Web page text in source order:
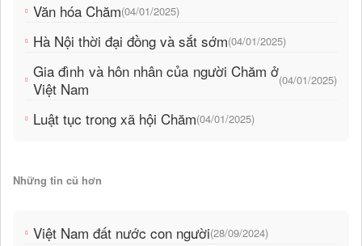
Văn hóa Chăm(04/01/2025)
Hà Nội thời đại đồng và sắt sớm(04/01/2025)
Gia đình và hôn nhân của người Chăm ở
Việt Nam
(04/01/2025)
Luật tục trong xã hội Chăm(04/01/2025)
Những tin cũ hơn
Việt Nam đất nước con người(28/09/2024)